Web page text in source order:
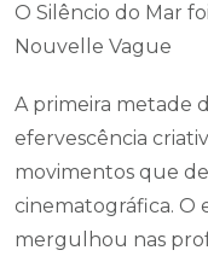
O Silêncio do Mar
Nouvelle Vague
A primeira metade
efervescência
movimentos que
cinematográfica. O
mergulhou nas